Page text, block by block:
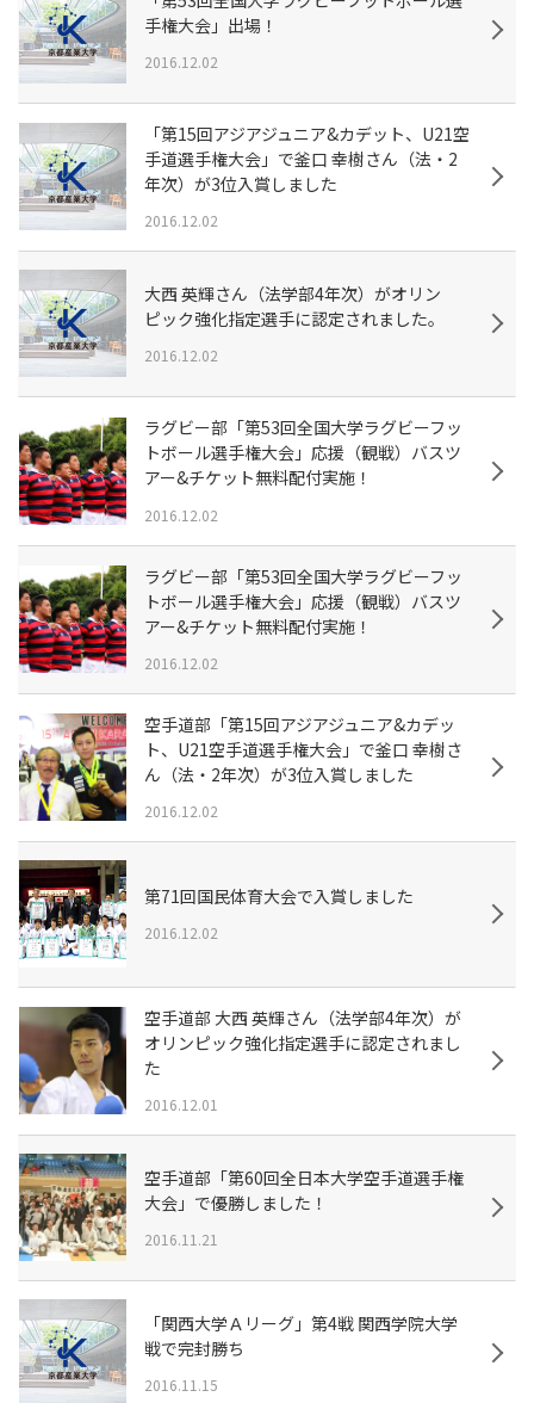
手権大会」出場！
2016.12.02
「第15回アジアジュニア&カデット、U21空
手道選手権大会」で釜口 幸樹さん（法・2
年次）が3位入賞しました
2016.12.02
大西 英輝さん（法学部4年次）がオリン
ピック強化指定選手に認定されました。
2016.12.02
ラグビー部「第53回全国大学ラグビーフッ
トボール選手権大会」応援（観戦）バスツ
アー&チケット無料配付実施！
2016.12.02
ラグビー部「第53回全国大学ラグビーフッ
トボール選手権大会」応援（観戦）バスツ
アー&チケット無料配付実施！
2016.12.02
空手道部「第15回アジアジュニア&カデッ
ト、U21空手道選手権大会」で釜口 幸樹さ
ん（法・2年次）が3位入賞しました
2016.12.02
第71回国民体育大会で入賞しました
2016.12.02
空手道部 大西 英輝さん（法学部4年次）が
オリンピック強化指定選手に認定されまし
た
2016.12.01
空手道部「第60回全日本大学空手道選手権
大会」で優勝しました！
2016.11.21
「関西大学Ａリーグ」第4戦 関西学院大学
戦で完封勝ち
2016.11.15